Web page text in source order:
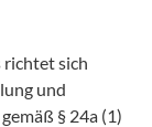
sich
und
§ 24a (1)